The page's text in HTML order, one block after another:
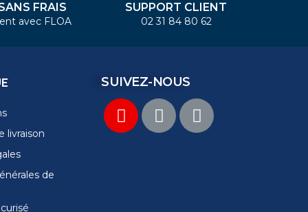
FRAIS
avec FLOA
SUPPORT CLIENT
02 31 84 80 62
livraison
de
SUIVEZ-NOUS